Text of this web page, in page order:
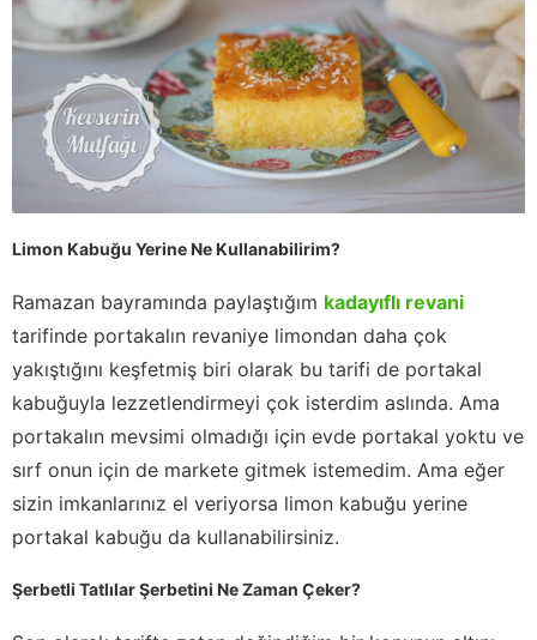
Limon Kabuğu Yerine Ne Kullanabilirim?
Ramazan bayramında paylaştığım kadayıflı revani
tarifinde portakalın revaniye limondan daha çok
yakıştığını keşfetmiş biri olarak bu tarifi de portakal
kabuğuyla lezzetlendirmeyi çok isterdim aslında. Ama
portakalın mevsimi olmadığı için evde portakal yoktu ve
sırf onun için de markete gitmek istemedim. Ama eğer
sizin imkanlarınız el veriyorsa limon kabuğu yerine
portakal kabuğu da kullanabilirsiniz.
Şerbetli Tatlılar Şerbetini Ne Zaman Çeker?